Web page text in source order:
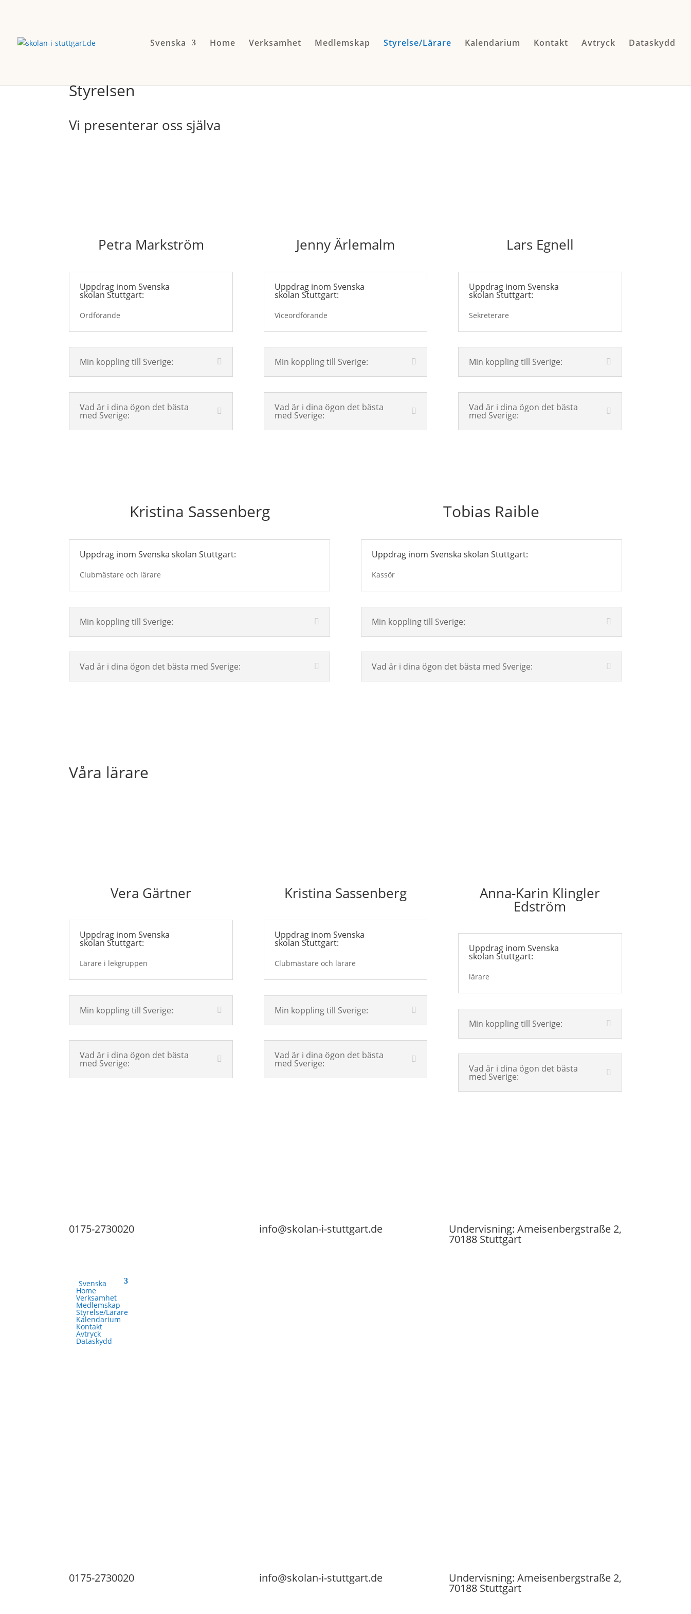
Svenska Home Verksamhet Medlemskap Styrelse/Lärare Kalendarium Kontakt Avtryck Dataskydd
Styrelsen
Vi presenterar oss själva
Petra Markström
Uppdrag inom Svenska
skolan Stuttgart:
Ordförande
Min koppling till Sverige:
Vad är i dina ögon det bästa
med Sverige:
Jenny Ärlemalm
Uppdrag inom Svenska
skolan Stuttgart:
Viceordförande
Min koppling till Sverige:
Vad är i dina ögon det bästa
med Sverige:
Lars Egnell
Uppdrag inom Svenska
skolan Stuttgart:
Sekreterare
Min koppling till Sverige:
Vad är i dina ögon det bästa
med Sverige:
Kristina Sassenberg
Uppdrag inom Svenska skolan Stuttgart:
Clubmästare och lärare
Min koppling till Sverige:
Vad är i dina ögon det bästa med Sverige:
Tobias Raible
Uppdrag inom Svenska skolan Stuttgart:
Kassör
Min koppling till Sverige:
Vad är i dina ögon det bästa med Sverige:
Våra lärare
Vera Gärtner
Uppdrag inom Svenska
skolan Stuttgart:
Lärare i lekgruppen
Min koppling till Sverige:
Vad är i dina ögon det bästa
med Sverige:
Kristina Sassenberg
Uppdrag inom Svenska
skolan Stuttgart:
Clubmästare och lärare
Min koppling till Sverige:
Vad är i dina ögon det bästa
med Sverige:
Anna-Karin Klingler
Edström
Uppdrag inom Svenska
skolan Stuttgart:
lärare
Min koppling till Sverige:
Vad är i dina ögon det bästa
med Sverige:
0175-2730020 info@skolan-i-stuttgart.de Undervisning: Ameisenbergstraße 2,
70188 Stuttgart
Svenska
Home
Verksamhet
Medlemskap
Styrelse/Lärare
Kalendarium
Kontakt
Avtryck
Dataskydd
0175-2730020 info@skolan-i-stuttgart.de Undervisning: Ameisenbergstraße 2,
70188 Stuttgart